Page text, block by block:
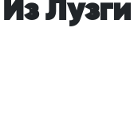
Из